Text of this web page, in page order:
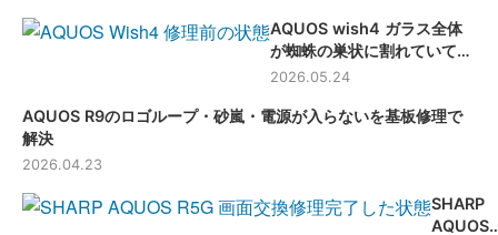
AQUOS wish4 ガラス全体
が蜘蛛の巣状に割れていても
データそのまま画面交換可能
2026.05.24
AQUOS R9のロゴループ・砂嵐・電源が入らないを基板修理で
解決
2026.04.23
SHARP
AQUOS